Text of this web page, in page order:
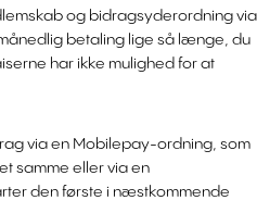
og bidragsyderordning via
betaling lige så længe, du
har ikke mulighed for at
via en Mobilepay-ordning, som
samme eller via en
den første i næstkommende